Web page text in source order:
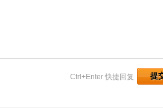
Ctrl+Enter 快捷回复